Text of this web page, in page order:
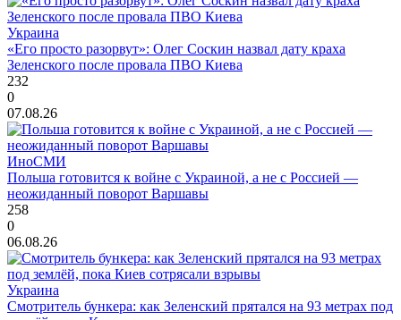
Украина
«Его просто разорвут»: Олег Соскин назвал дату краха
Зеленского после провала ПВО Киева
232
0
07.08.26
ИноСМИ
Польша готовится к войне с Украиной, а не с Россией —
неожиданный поворот Варшавы
258
0
06.08.26
Украина
Смотритель бункера: как Зеленский прятался на 93 метрах под